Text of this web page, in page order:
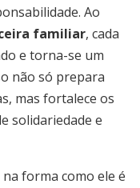
Ao
familiar, cada
e torna-se um
não só prepara
mas fortalece os
solidariedade e
forma como ele é